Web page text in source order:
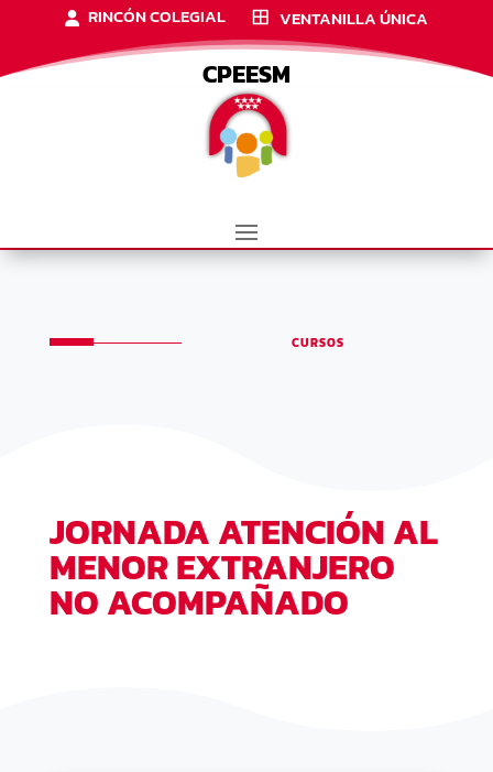
RINCÓN COLEGIAL VENTANILLA ÚNICA
CPEESM
CURSOS
JORNADA ATENCIÓN AL
MENOR EXTRANJERO
NO ACOMPAÑADO